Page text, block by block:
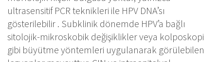
ultrasensitif PCR teknikleri ile HPV DNA’sı
gösterilebilir . Subklinik dönemde HPV’a bağlı
sitolojik-mikroskobik değişiklikler veya kolposkopi
gibi büyütme yöntemleri uygulanarak görülebilen